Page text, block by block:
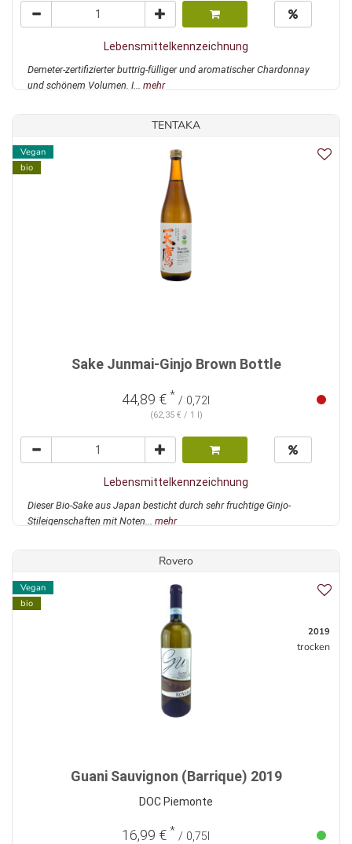
Lebensmittelkennzeichnung
Demeter-zertifizierter buttrig-fülliger und aromatischer Chardonnay
und schönem Volumen. I... mehr
TENTAKA
Vegan
bio
Sake Junmai-Ginjo Brown Bottle
44,89 € * / 0,72l
(62,35 € / 1 l)
Lebensmittelkennzeichnung
Dieser Bio-Sake aus Japan besticht durch sehr fruchtige Ginjo-
Stileigenschaften mit Noten... mehr
Rovero
Vegan
bio
2019
trocken
Guani Sauvignon (Barrique) 2019
DOC Piemonte
16,99 € * / 0,75l